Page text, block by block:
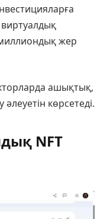
виртуалдық
жер
ашықтық,
көрсетеді.
NFT